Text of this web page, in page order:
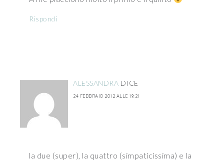
Rispondi
ALESSANDRA DICE
24 FEBBRAIO 2012 ALLE 19:21
la due (super), la quattro (simpaticissima) e la